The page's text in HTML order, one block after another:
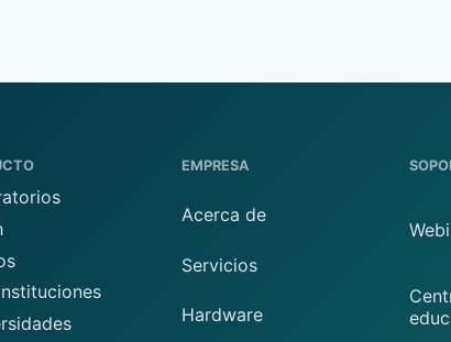
EMPRESA
Acerca de
Servicios
Hardware